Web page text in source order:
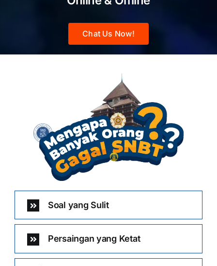
Chat Us Now!
Soal yang Sulit
Persaingan yang Ketat